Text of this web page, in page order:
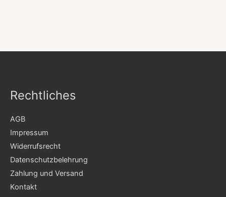
Rechtliches
AGB
Impressum
Widerrufsrecht
Datenschutzbelehrung
Zahlung und Versand
Kontakt